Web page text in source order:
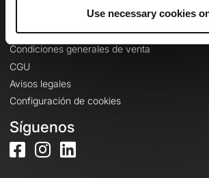
Use necessary cookies
Información legal
Política de confidencialidad
Condiciones generales de venta
CGU
Avisos legales
Configuración de cookies
Síguenos